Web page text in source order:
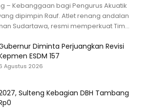
– Kebanggaan bagi Pengurus Akuatik
dipimpin Rauf. Atlet renang andalan
Sudartawa, resmi memperkuat Tim...
Diminta Perjuangkan Revisi
ESDM 157
Agustus 2026
Sulteng Kebagian DBH Tambang